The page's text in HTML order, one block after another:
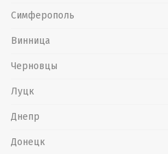
Симферополь
Винница
Черновцы
Луцк
Днепр
Донецк